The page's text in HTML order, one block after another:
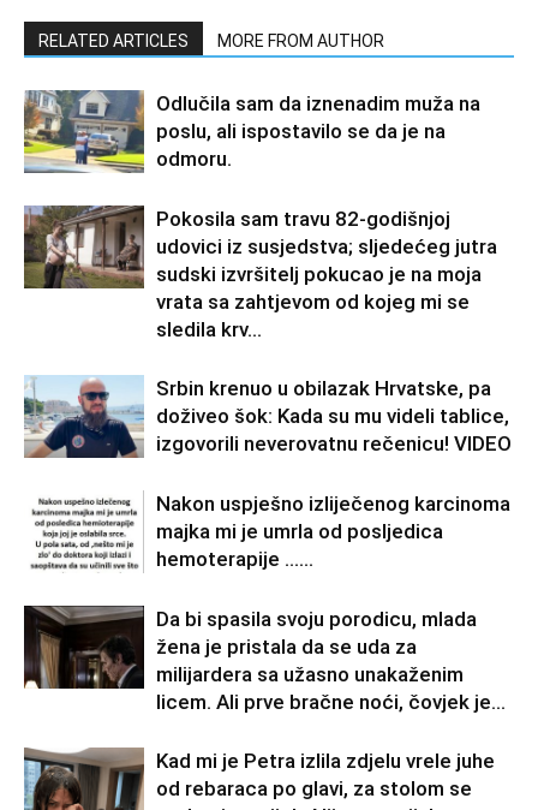
RELATED ARTICLES MORE FROM AUTHOR
Odlučila sam da iznenadim muža na
poslu, ali ispostavilo se da je na
odmoru.
Pokosila sam travu 82-godišnjoj
udovici iz susjedstva; sljedećeg jutra
sudski izvršitelj pokucao je na moja
vrata sa zahtjevom od kojeg mi se
sledila krv...
Srbin krenuo u obilazak Hrvatske, pa
doživeo šok: Kada su mu videli tablice,
izgovorili neverovatnu rečenicu! VIDEO
Nakon uspješno izliječenog karcinoma
majka mi je umrla od posljedica
hemoterapije ……
Da bi spasila svoju porodicu, mlada
žena je pristala da se uda za
milijardera sa užasno unakaženim
licem. Ali prve bračne noći, čovjek je...
Kad mi je Petra izlila zdjelu vrele juhe
od rebaraca po glavi, za stolom se